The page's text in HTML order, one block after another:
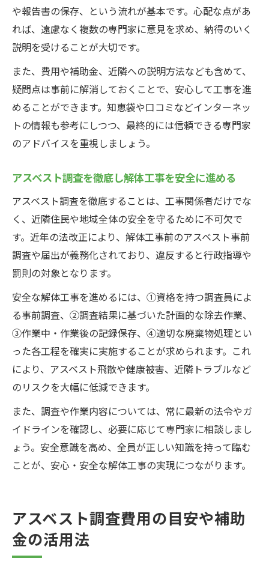
や報告書の保存、という流れが基本です。心配な点があ
れば、遠慮なく複数の専門家に意見を求め、納得のいく
説明を受けることが大切です。
また、費用や補助金、近隣への説明方法なども含めて、
疑問点は事前に解消しておくことで、安心して工事を進
めることができます。知恵袋や口コミなどインターネッ
トの情報も参考にしつつ、最終的には信頼できる専門家
のアドバイスを重視しましょう。
アスベスト調査を徹底し解体工事を安全に進める
アスベスト調査を徹底することは、工事関係者だけでな
く、近隣住民や地域全体の安全を守るために不可欠で
す。近年の法改正により、解体工事前のアスベスト事前
調査や届出が義務化されており、違反すると行政指導や
罰則の対象となります。
安全な解体工事を進めるには、①資格を持つ調査員によ
る事前調査、②調査結果に基づいた計画的な除去作業、
③作業中・作業後の記録保存、④適切な廃棄物処理とい
った各工程を確実に実施することが求められます。これ
により、アスベスト飛散や健康被害、近隣トラブルなど
のリスクを大幅に低減できます。
また、調査や作業内容については、常に最新の法令やガ
イドラインを確認し、必要に応じて専門家に相談しまし
ょう。安全意識を高め、全員が正しい知識を持って臨む
ことが、安心・安全な解体工事の実現につながります。
アスベスト調査費用の目安や補助
金の活用法